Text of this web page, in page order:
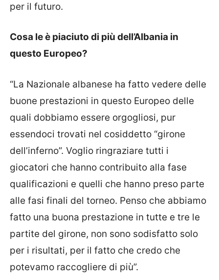
per il futuro.
Cosa le è piaciuto di più dell’Albania in
questo Europeo?
“La Nazionale albanese ha fatto vedere delle
buone prestazioni in questo Europeo delle
quali dobbiamo essere orgogliosi, pur
essendoci trovati nel cosiddetto “girone
dell’inferno”. Voglio ringraziare tutti i
giocatori che hanno contribuito alla fase
qualificazioni e quelli che hanno preso parte
alle fasi finali del torneo. Penso che abbiamo
fatto una buona prestazione in tutte e tre le
partite del girone, non sono sodisfatto solo
per i risultati, per il fatto che credo che
potevamo raccogliere di più”.